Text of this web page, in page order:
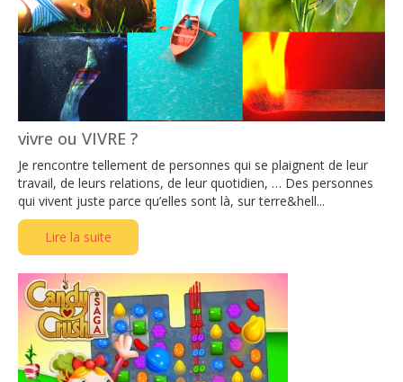
vivre ou VIVRE ?
Je rencontre tellement de personnes qui se plaignent de leur
travail, de leurs relations, de leur quotidien, … Des personnes
qui vivent juste parce qu’elles sont là, sur terre&hell...
Lire la suite